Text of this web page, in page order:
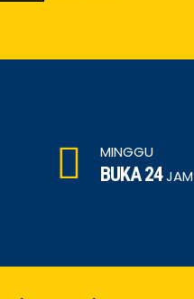
MINGGU
BUKA 24JAM